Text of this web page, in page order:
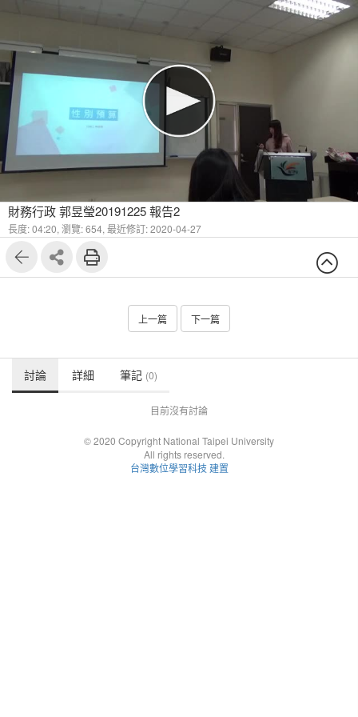
財務行政 郭昱瑩20191225 報告2
長度: 04:20, 瀏覽: 654, 最近修訂: 2020-04-27
上一篇 下一篇
討論 詳細 筆記 (0)
目前沒有討論
© 2020 Copyright National Taipei University
All rights reserved.
台灣數位學習科技 建置